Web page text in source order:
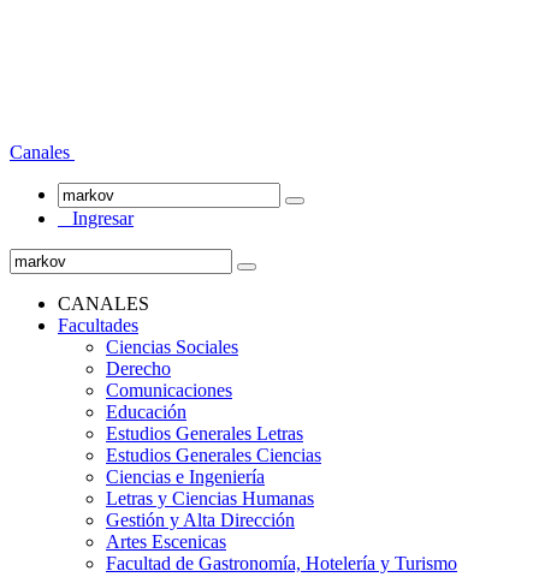
Canales
Ingresar
CANALES
Facultades
Ciencias Sociales
Derecho
Comunicaciones
Educación
Estudios Generales Letras
Estudios Generales Ciencias
Ciencias e Ingeniería
Letras y Ciencias Humanas
Gestión y Alta Dirección
Artes Escenicas
Facultad de Gastronomía, Hotelería y Turismo